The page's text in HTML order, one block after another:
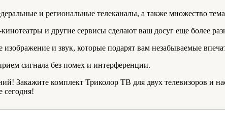
и региональные телеканалы, а также множество
и другие сервисы сделают ваш досуг еще более
и звук, которые подарят вам незабываемые
сигнала без помех и интерференции.
Закажите комплект Триколор ТВ для двух телевизоров и
сегодня!